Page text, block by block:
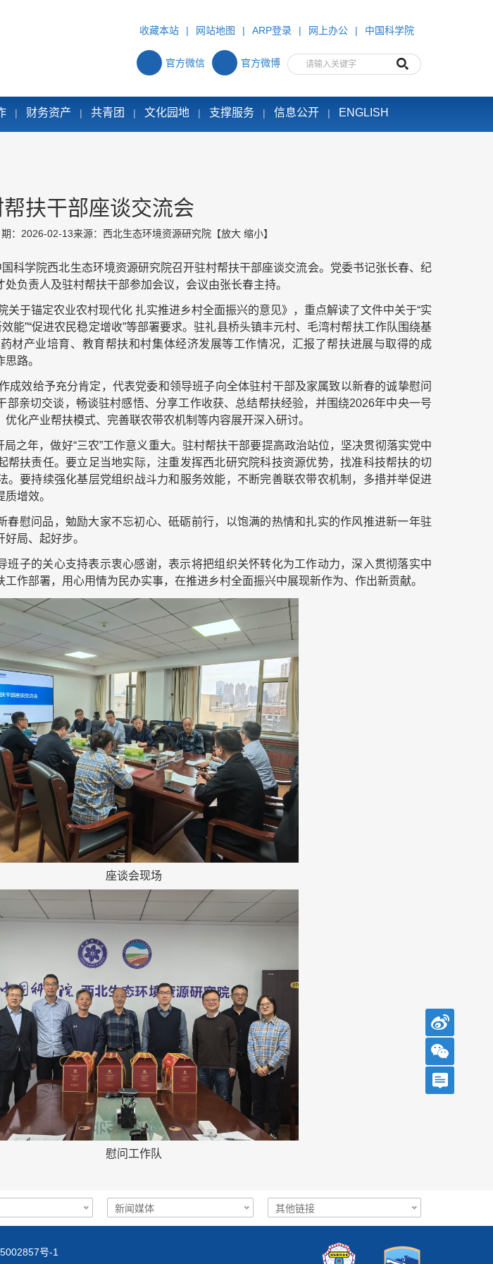
收藏本站 | 网站地图 | ARP登录 | 网上办公 | 中国科学院
官方微信 官方微博
| 财务资产 | 共青团 | 文化园地 | 支撑服务 | 信息公开 | ENGLISH
扶干部座谈交流会
：2026-02-13来源：西北生态环境资源研究院 【放大 缩小】
科学院西北生态环境资源研究院召开驻村帮扶干部座谈交流会。党委书记张长春、纪
负责人及驻村帮扶干部参加会议，会议由张长春主持。
关于锚定农业农村现代化 扎实推进乡村全面振兴的意见》，重点解读了文件中关于“实
能”“促进农民稳定增收”等部署要求。驻礼县桥头镇丰元村、毛湾村帮扶工作队围绕基
材产业培育、教育帮扶和村集体经济发展等工作情况，汇报了帮扶进展与取得的成
路。
成效给予充分肯定，代表党委和领导班子向全体驻村干部及家属致以新春的诚挚慰问
部亲切交谈，畅谈驻村感悟、分享工作收获、总结帮扶经验，并围绕2026年中央一号
化产业帮扶模式、完善联农带农机制等内容展开深入研讨。
局之年，做好“三农”工作意义重大。驻村帮扶干部要提高政治站位，坚决贯彻落实党中
帮扶责任。要立足当地实际，注重发挥西北研究院科技资源优势，找准科技帮扶的切
。要持续强化基层党组织战斗力和服务效能，不断完善联农带农机制，多措并举促进
增效。
春慰问品，勉励大家不忘初心、砥砺前行，以饱满的热情和扎实的作风推进新一年驻
局、起好步。
班子的关心支持表示衷心感谢，表示将把组织关怀转化为工作动力，深入贯彻落实中
作部署，用心用情为民办实事，在推进乡村全面振兴中展现新作为、作出新贡献。
座谈会现场
慰问工作队
号-1